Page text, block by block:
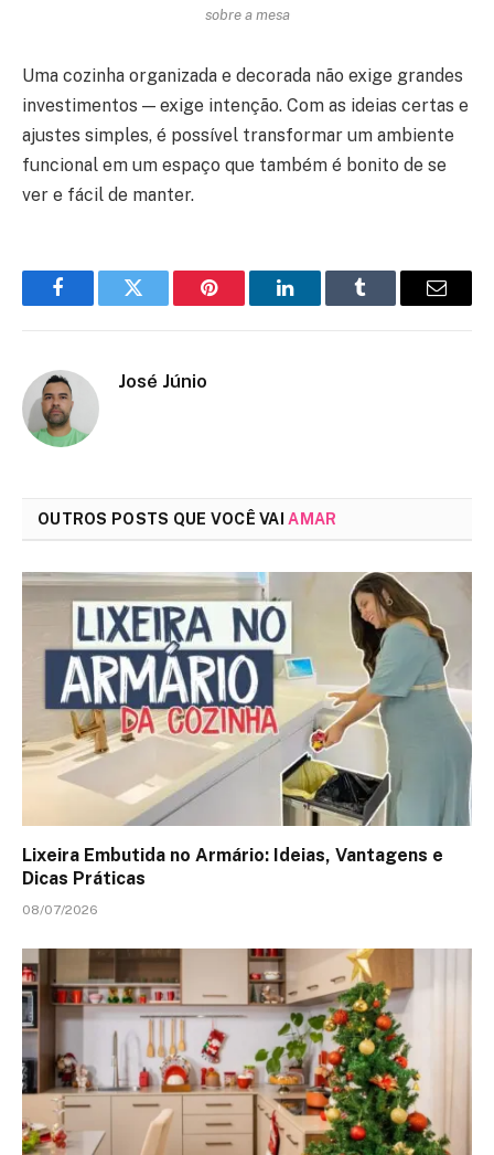
sobre a mesa
Uma cozinha organizada e decorada não exige grandes
investimentos — exige intenção. Com as ideias certas e
ajustes simples, é possível transformar um ambiente
funcional em um espaço que também é bonito de se
ver e fácil de manter.
FacebookTwitter Pinterest LinkedInTumblr Email
José Júnio
OUTROS POSTS QUE VOCÊ VAIAMAR
Lixeira Embutida no Armário: Ideias, Vantagens e
Dicas Práticas
08/07/2026